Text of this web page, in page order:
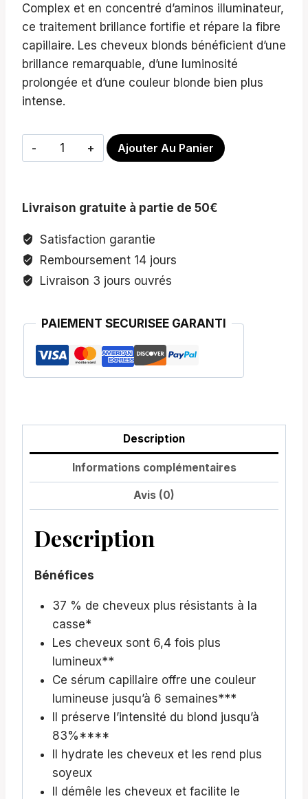
Complex et en concentré d’aminos illuminateur,
ce traitement brillance fortifie et répare la fibre
capillaire. Les cheveux blonds bénéficient d’une
brillance remarquable, d’une luminosité
prolongée et d’une couleur blonde bien plus
intense.
quantité
de
Sérum
brillance
cheveux
Ajouter Au Panier
Livraison gratuite à partie de 50€
Satisfaction garantie
Remboursement 14 jours
Livraison 3 jours ouvrés
PAIEMENT SECURISEE GARANTI
Description
Informations complémentaires
Avis (0)
Description
Bénéfices
37 % de cheveux plus résistants à la
casse*
Les cheveux sont 6,4 fois plus
lumineux**
Ce sérum capillaire offre une couleur
lumineuse jusqu’à 6 semaines***
Il préserve l’intensité du blond jusqu’à
83%****
Il hydrate les cheveux et les rend plus
soyeux
Il démêle les cheveux et facilite le